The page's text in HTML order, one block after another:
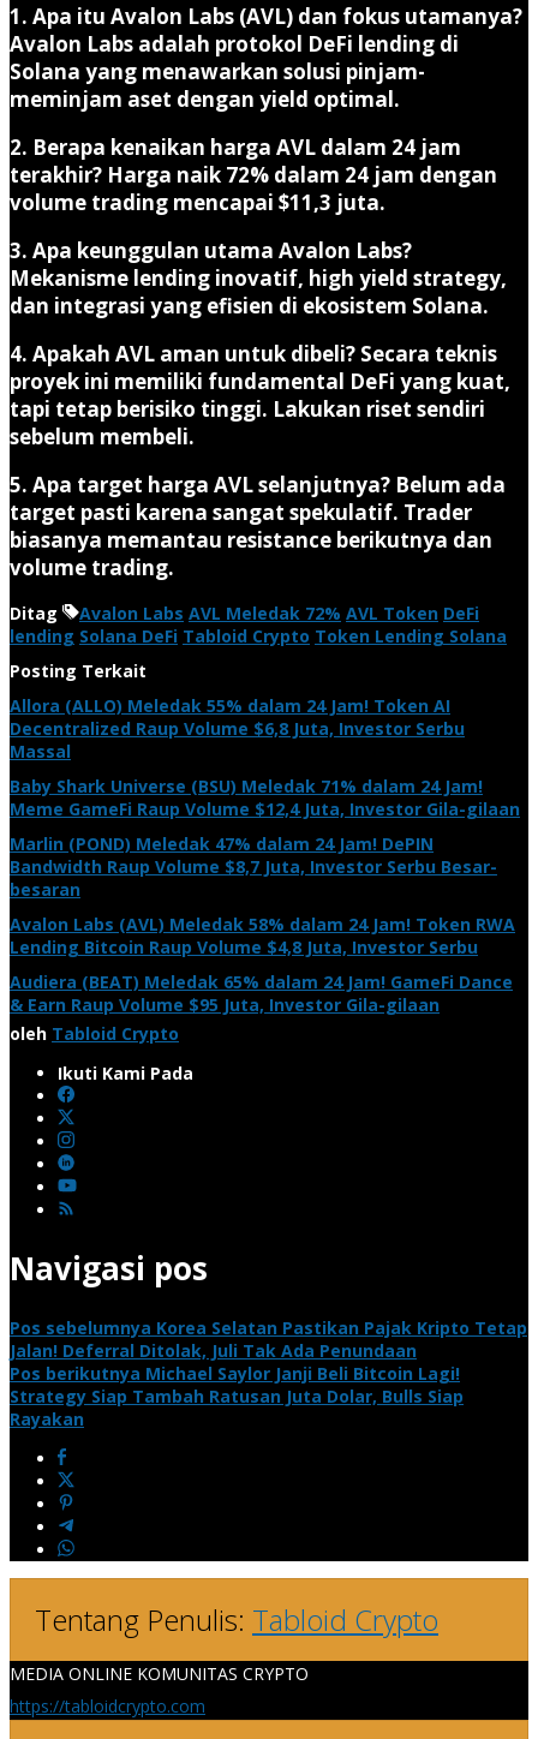
1. Apa itu Avalon Labs (AVL) dan fokus utamanya?
Avalon Labs adalah protokol DeFi lending di
Solana yang menawarkan solusi pinjam-
meminjam aset dengan yield optimal.
2. Berapa kenaikan harga AVL dalam 24 jam
terakhir? Harga naik 72% dalam 24 jam dengan
volume trading mencapai $11,3 juta.
3. Apa keunggulan utama Avalon Labs?
Mekanisme lending inovatif, high yield strategy,
dan integrasi yang efisien di ekosistem Solana.
4. Apakah AVL aman untuk dibeli? Secara teknis
proyek ini memiliki fundamental DeFi yang kuat,
tapi tetap berisiko tinggi. Lakukan riset sendiri
sebelum membeli.
5. Apa target harga AVL selanjutnya? Belum ada
target pasti karena sangat spekulatif. Trader
biasanya memantau resistance berikutnya dan
volume trading.
Ditag Avalon Labs AVL Meledak 72% AVL Token DeFi
lending Solana DeFi Tabloid Crypto Token Lending Solana
Posting Terkait
Allora (ALLO) Meledak 55% dalam 24 Jam! Token AI
Decentralized Raup Volume $6,8 Juta, Investor Serbu
Massal
Baby Shark Universe (BSU) Meledak 71% dalam 24 Jam!
Meme GameFi Raup Volume $12,4 Juta, Investor Gila-gilaan
Marlin (POND) Meledak 47% dalam 24 Jam! DePIN
Bandwidth Raup Volume $8,7 Juta, Investor Serbu Besar-
besaran
Avalon Labs (AVL) Meledak 58% dalam 24 Jam! Token RWA
Lending Bitcoin Raup Volume $4,8 Juta, Investor Serbu
Audiera (BEAT) Meledak 65% dalam 24 Jam! GameFi Dance
& Earn Raup Volume $95 Juta, Investor Gila-gilaan
oleh Tabloid Crypto
Ikuti Kami Pada
Navigasi pos
Pos sebelumnya Korea Selatan Pastikan Pajak Kripto Tetap
Jalan! Deferral Ditolak, Juli Tak Ada Penundaan
Pos berikutnya Michael Saylor Janji Beli Bitcoin Lagi!
Strategy Siap Tambah Ratusan Juta Dolar, Bulls Siap
Rayakan
Tentang Penulis: Tabloid Crypto
MEDIA ONLINE KOMUNITAS CRYPTO
https://tabloidcrypto.com